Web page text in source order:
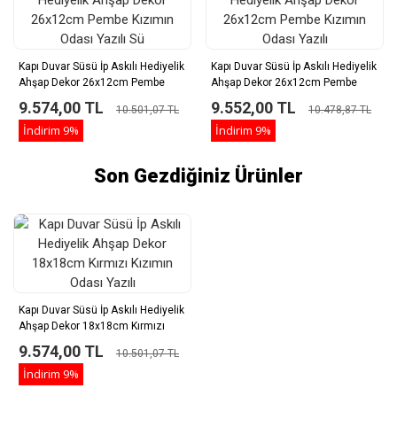
Kapı Duvar Süsü İp Askılı Hediyelik
Ahşap Dekor 26x12cm Pembe
9.574,00 TL 10.501,07 TL
İndirim 9%
Kapı Duvar Süsü İp Askılı Hediyelik
Ahşap Dekor 26x12cm Pembe
9.552,00 TL 10.478,87 TL
İndirim 9%
Son Gezdiğiniz Ürünler
Kapı Duvar Süsü İp Askılı Hediyelik
Ahşap Dekor 18x18cm Kırmızı
9.574,00 TL 10.501,07 TL
İndirim 9%